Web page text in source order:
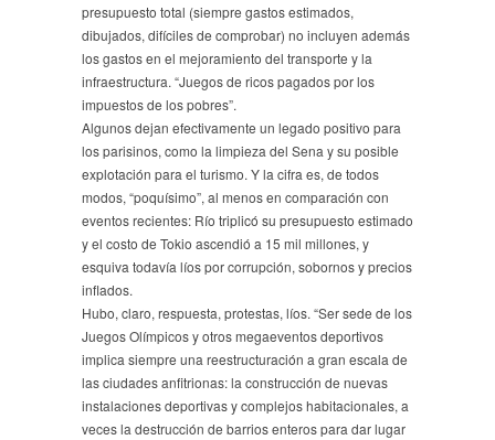
presupuesto total (siempre gastos estimados,
dibujados, difíciles de comprobar) no incluyen además
los gastos en el mejoramiento del transporte y la
infraestructura. “Juegos de ricos pagados por los
impuestos de los pobres”.
Algunos dejan efectivamente un legado positivo para
los parisinos, como la limpieza del Sena y su posible
explotación para el turismo. Y la cifra es, de todos
modos, “poquísimo”, al menos en comparación con
eventos recientes: Río triplicó su presupuesto estimado
y el costo de Tokio ascendió a 15 mil millones, y
esquiva todavía líos por corrupción, sobornos y precios
inflados.
Hubo, claro, respuesta, protestas, líos. “Ser sede de los
Juegos Olímpicos y otros megaeventos deportivos
implica siempre una reestructuración a gran escala de
las ciudades anfitrionas: la construcción de nuevas
instalaciones deportivas y complejos habitacionales, a
veces la destrucción de barrios enteros para dar lugar